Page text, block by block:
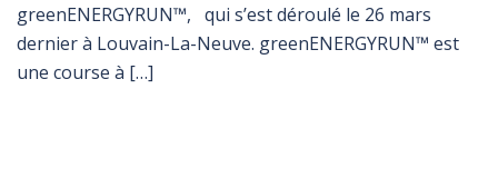
greenENERGYRUN™, qui s’est déroulé le 26 mars
dernier à Louvain-La-Neuve. greenENERGYRUN™ est
une course à […]